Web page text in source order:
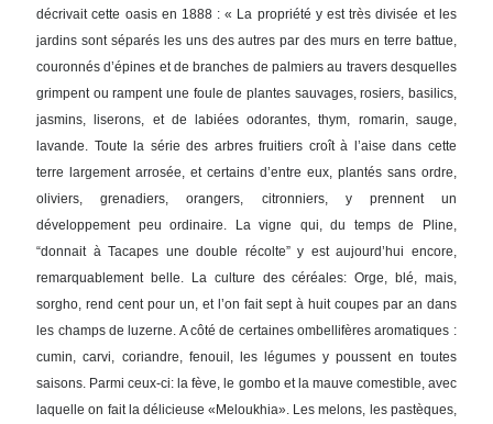
décrivait cette oasis en 1888 : « La propriété y est très divisée et les
jardins sont séparés les uns des autres par des murs en terre battue,
couronnés d’épines et de branches de palmiers au travers desquelles
grimpent ou rampent une foule de plantes sauvages, rosiers, basilics,
jasmins, liserons, et de labiées odorantes, thym, romarin, sauge,
lavande. Toute la série des arbres fruitiers croît à l’aise dans cette
terre largement arrosée, et certains d’entre eux, plantés sans ordre,
oliviers, grenadiers, orangers, citronniers, y prennent un
développement peu ordinaire. La vigne qui, du temps de Pline,
“donnait à Tacapes une double récolte” y est aujourd’hui encore,
remarquablement belle. La culture des céréales: Orge, blé, mais,
sorgho, rend cent pour un, et l’on fait sept à huit coupes par an dans
les champs de luzerne. A côté de certaines ombellifères aromatiques :
cumin, carvi, coriandre, fenouil, les légumes y poussent en toutes
saisons. Parmi ceux-ci: la fève, le gombo et la mauve comestible, avec
laquelle on fait la délicieuse «Meloukhia». Les melons, les pastèques,